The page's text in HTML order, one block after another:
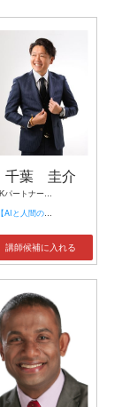
千葉 圭介
KSKパートナーズ株式会社 代表取締役 アドエンターグループ株式会社 代表取締役 CryptoLive OÜ (エストニア法人) CEO
【AIと人間の未来】
講師候補に入れる